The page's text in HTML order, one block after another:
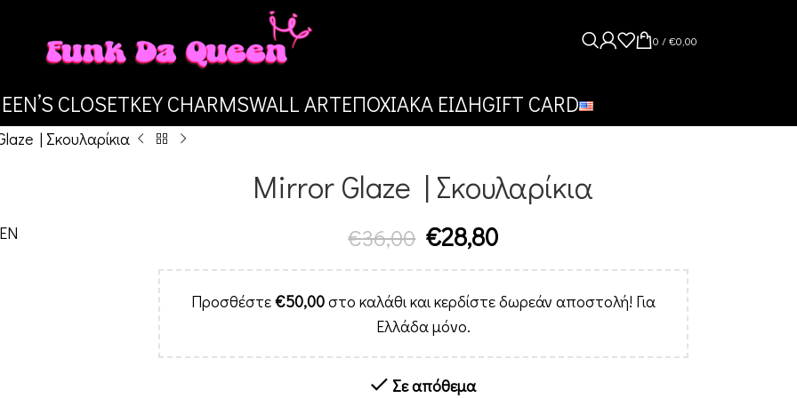
0 /€0,00
CLOSETKEY CHARMSWALL ARTΕΠΟΧΙΑΚΑ ΕΙΔΗGIFT CARD
| Σκουλαρίκια
Mirror Glaze | Σκουλαρίκια
€36,00 €28,80
Προσθέστε€50,00στο καλάθι και κερδίστε δωρεάν αποστολή! Για
Ελλάδα μόνο.
Σε απόθεμα